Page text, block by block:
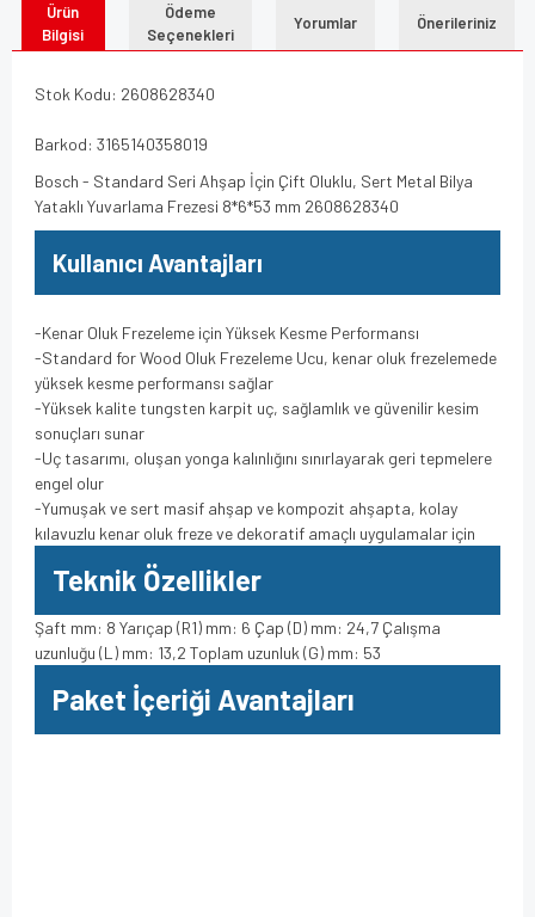
Ürün
Bilgisi
Ödeme
Seçenekleri
Yorumlar Önerileriniz
Stok Kodu: 2608628340
Barkod: 3165140358019
Bosch - Standard Seri Ahşap İçin Çift Oluklu, Sert Metal Bilya
Yataklı Yuvarlama Frezesi 8*6*53 mm 2608628340
Kullanıcı Avantajları
-Kenar Oluk Frezeleme için Yüksek Kesme Performansı
-Standard for Wood Oluk Frezeleme Ucu, kenar oluk frezelemede
yüksek kesme performansı sağlar
-Yüksek kalite tungsten karpit uç, sağlamlık ve güvenilir kesim
sonuçları sunar
-Uç tasarımı, oluşan yonga kalınlığını sınırlayarak geri tepmelere
engel olur
-Yumuşak ve sert masif ahşap ve kompozit ahşapta, kolay
kılavuzlu kenar oluk freze ve dekoratif amaçlı uygulamalar için
Teknik Özellikler
Şaft mm: 8 Yarıçap (R1) mm: 6 Çap (D) mm: 24,7 Çalışma
uzunluğu (L) mm: 13,2 Toplam uzunluk (G) mm: 53
Paket İçeriği Avantajları